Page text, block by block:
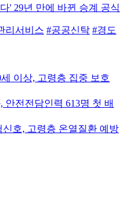
' 29년 만에 바뀐 승계 공식
리서비스 #공공신탁 #경도
이상, 고령층 집중 보호
안전전담인력 613명 첫 배
호, 고령층 온열질환 예방